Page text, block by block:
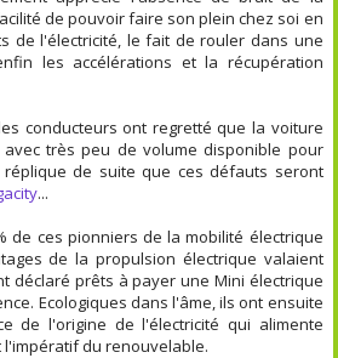
de pouvoir faire son plein chez soi en
de l'électricité, le fait de rouler dans une
les accélérations et la récupération
conducteurs ont regretté que la voiture
très peu de volume disponible pour
réplique de suite que ces défauts seront
...
de ces pionniers de la mobilité électrique
de la propulsion électrique valaient
déclaré prêts à payer une Mini électrique
Ecologiques dans l'âme, ils ont ensuite
de l'origine de l'électricité qui alimente
du renouvelable.